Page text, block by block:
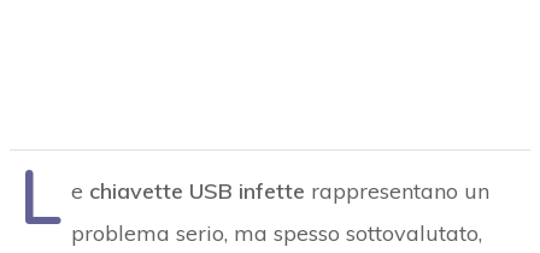
L e chiavette USB infette rappresentano un
problema serio, ma spesso sottovalutato,